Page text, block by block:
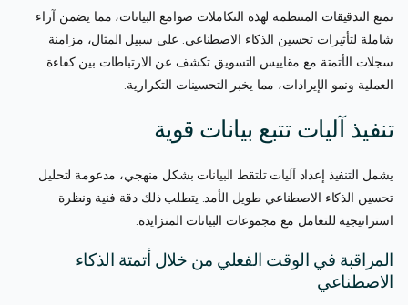
تمنع التدقيقات المنتظمة لهذه التكاملات صوامع البيانات، مما يضمن آراء
شاملة لتأثيرات تحسين الذكاء الاصطناعي. على سبيل المثال، مزامنة
سجلات الأتمتة مع مقاييس التسويق تكشف عن الارتباطات بين كفاءة
العملية ونمو الإيرادات، مما يخبر التحسينات التكرارية.
تنفيذ آليات تتبع بيانات قوية
يشمل التنفيذ إعداد آليات تلتقط البيانات بشكل منهجي، مدعومة لتحليل
تحسين الذكاء الاصطناعي طويل الأمد. يتطلب ذلك دقة فنية ونظرة
استراتيجية للتعامل مع مجموعات البيانات المتزايدة.
المراقبة في الوقت الفعلي من خلال أتمتة الذكاء
الاصطناعي